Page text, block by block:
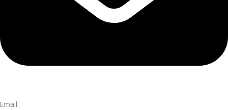
Email: